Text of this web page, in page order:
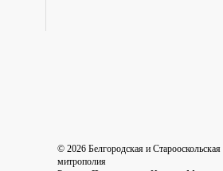
© 2026 Белгородская и
митрополия